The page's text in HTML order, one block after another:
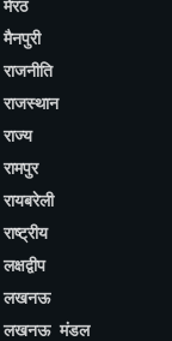
मेरठ
मैनपुरी
राजनीति
राजस्थान
राज्य
रामपुर
रायबरेली
राष्ट्रीय
लक्षद्वीप
लखनऊ
लखनऊ मंडल